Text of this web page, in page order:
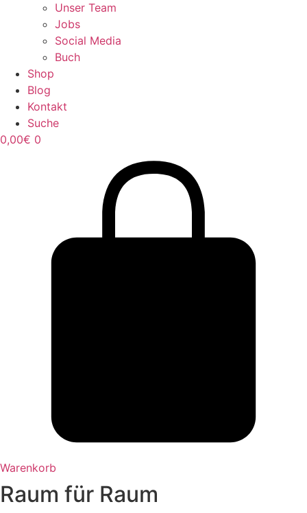
Unser Team
Jobs
Social Media
Buch
Shop
Blog
Kontakt
Suche
0,00€ 0
Warenkorb
Raum für Raum